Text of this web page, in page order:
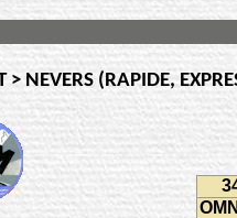
> NEVERS (RAPIDE,